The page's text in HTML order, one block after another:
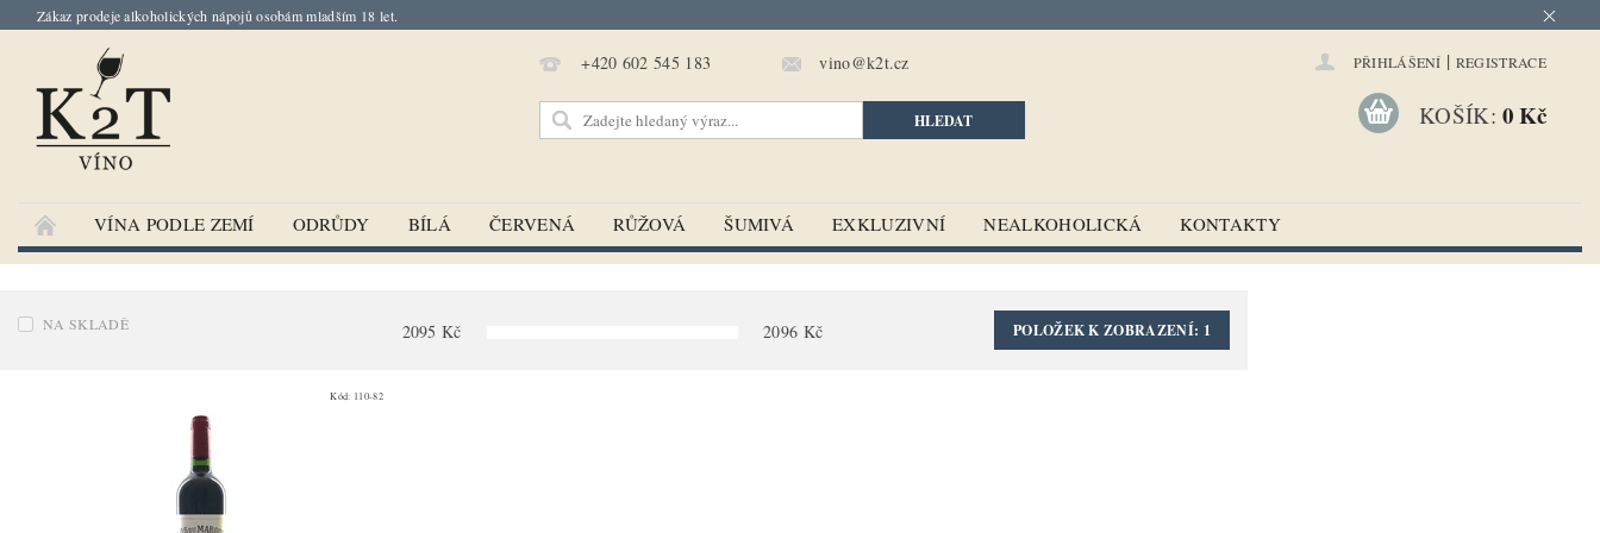
Zákaz prodeje alkoholických nápojů osobám mladším 18 let.
+420 602 545 183 vino@k2t.cz PŘIHLÁŠENÍ | REGISTRACE
KOŠÍK: 0 Kč
VÍNA PODLE ZEMÍ ODRŮDY BÍLÁ ČERVENÁ RŮŽOVÁ ŠUMIVÁ EXKLUZIVNÍ NEALKOHOLICKÁ KONTAKTY
NA SKLADĚ 2095 Kč 2096 Kč POLOŽEK K ZOBRAZENÍ: 1
Kód: 110-82